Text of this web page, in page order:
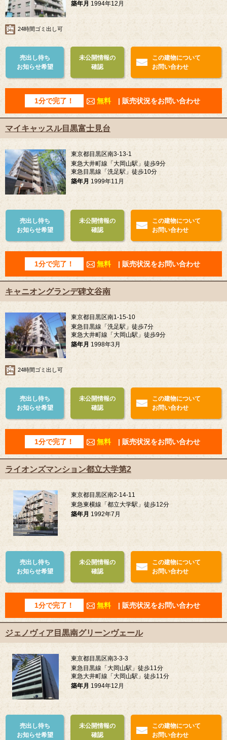
築年月 1994年12月
24時間ゴミ出し可
売出し待ち
お知らせ希望
未公開情報の
確認
この建物について
お問い合わせ
1分で完了！ 無料 | 販売状況をお問い合わせ
マイキャッスル目黒富士見台
東京都目黒区南3-13-1
東急大井町線「大岡山駅」徒歩9分
東急目黒線「洗足駅」徒歩10分
築年月 1999年11月
売出し待ち
お知らせ希望
未公開情報の
確認
この建物について
お問い合わせ
1分で完了！ 無料 | 販売状況をお問い合わせ
キャニオングランデ碑文谷南
東京都目黒区南1-15-10
東急目黒線「洗足駅」徒歩7分
東急大井町線「大岡山駅」徒歩9分
築年月 1998年3月
24時間ゴミ出し可
売出し待ち
お知らせ希望
未公開情報の
確認
この建物について
お問い合わせ
1分で完了！ 無料 | 販売状況をお問い合わせ
ライオンズマンション都立大学第2
東京都目黒区南2-14-11
東急東横線「都立大学駅」徒歩12分
築年月 1992年7月
売出し待ち
お知らせ希望
未公開情報の
確認
この建物について
お問い合わせ
1分で完了！ 無料 | 販売状況をお問い合わせ
ジェノヴィア目黒南グリーンヴェール
東京都目黒区南3-3-3
東急目黒線「大岡山駅」徒歩11分
東急大井町線「大岡山駅」徒歩11分
築年月 1994年12月
売出し待ち
お知らせ希望
未公開情報の
確認
この建物について
お問い合わせ